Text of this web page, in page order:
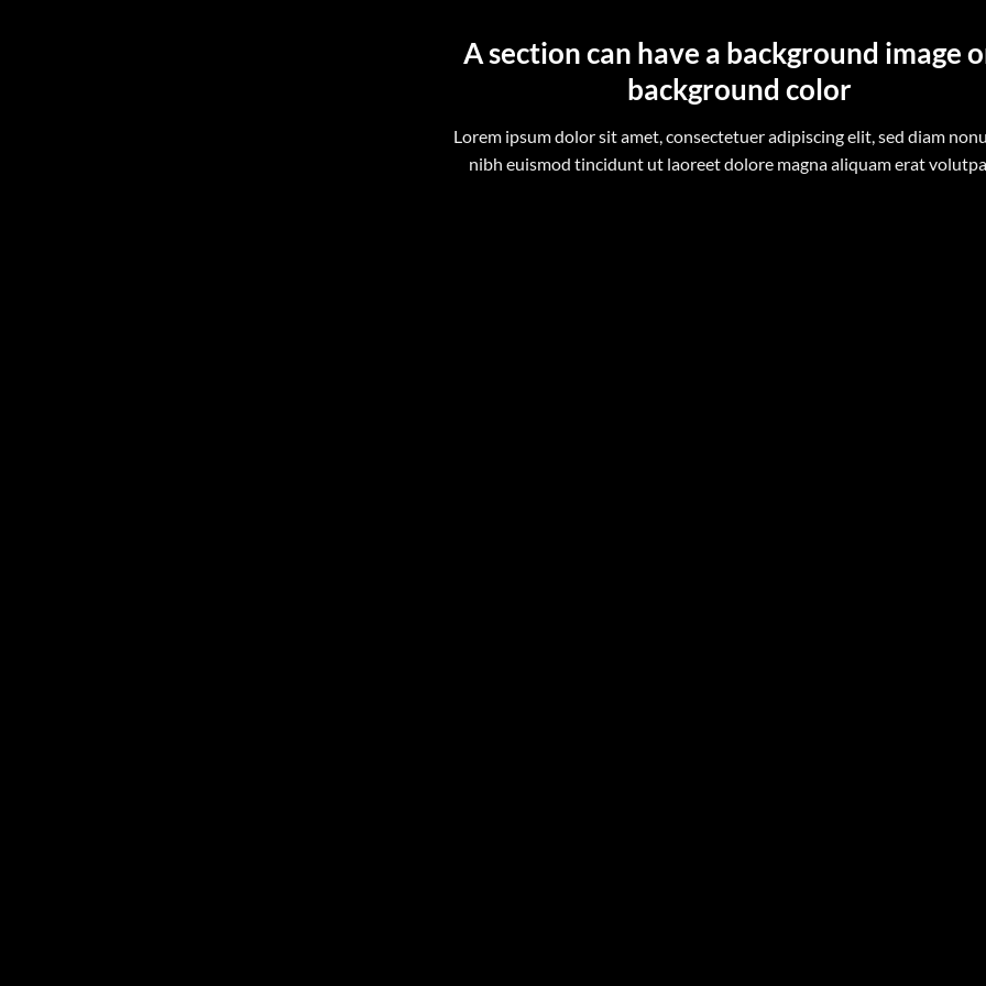
A section can have a background image
background color
Lorem ipsum dolor sit amet, consectetuer adipiscing elit, sed diam
nibh euismod tincidunt ut laoreet dolore magna aliquam erat